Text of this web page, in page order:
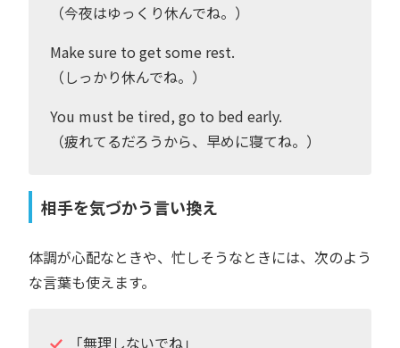
（今夜はゆっくり休んでね。）
Make sure to get some rest.
（しっかり休んでね。）
You must be tired, go to bed early.
（疲れてるだろうから、早めに寝てね。）
相手を気づかう言い換え
体調が心配なときや、忙しそうなときには、次のよう
な言葉も使えます。
「無理しないでね」